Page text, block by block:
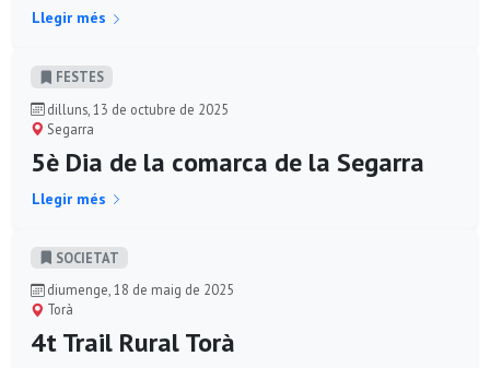
Llegir més
FESTES
dilluns, 13 de octubre de 2025
Segarra
5è Dia de la comarca de la Segarra
Llegir més
SOCIETAT
diumenge, 18 de maig de 2025
Torà
4t Trail Rural Torà